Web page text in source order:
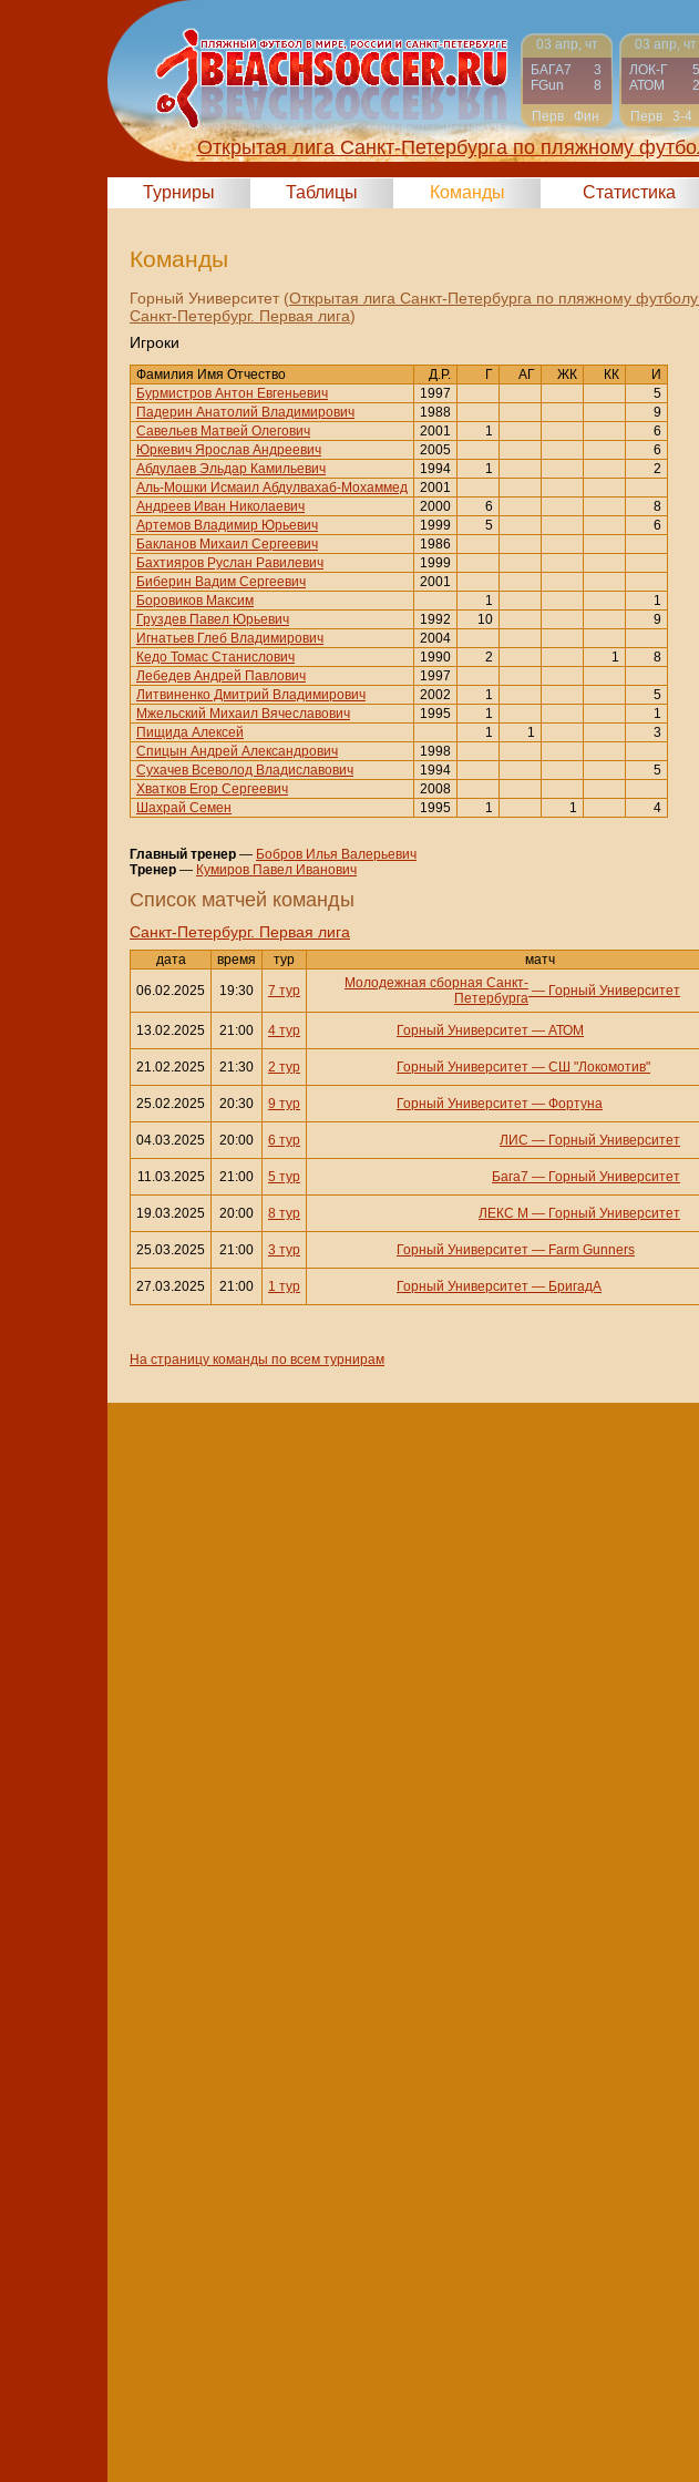
03 апр, чт
БАГА7
3
FGun
8
Перв
Фин
03 апр, чт
ЛОК-Г
5
АТОМ
2
Перв
3-4
Открытая лига Санкт-Петербурга по пляжному
Турниры Таблицы Команды Статистика
Команды
Горный Университет (Открытая лига Санкт-Петербурга по пляжному
Санкт-Петербург. Первая лига)
Игроки
Фамилия Имя Отчество Д.Р. Г АГ ЖК КК
И
Бурмистров Антон Евгеньевич
1997
5
Падерин Анатолий Владимирович
1988
9
Савельев Матвей Олегович
2001 1
6
Юркевич Ярослав Андреевич
2005
6
Абдулаев Эльдар Камильевич
1994 1
2
Аль-Мошки Исмаил Абдулвахаб-Мохаммед
2001
Андреев Иван Николаевич
2000 6
8
Артемов Владимир Юрьевич
1999 5
6
Бакланов Михаил Сергеевич
1986
Бахтияров Руслан Равилевич
1999
Биберин Вадим Сергеевич
2001
Боровиков Максим
1
1
Груздев Павел Юрьевич
1992 10
9
Игнатьев Глеб Владимирович
2004
Кедо Томас Станислович
1990 2 1
8
Лебедев Андрей Павлович
1997
Литвиненко Дмитрий Владимирович
2002 1
5
Мжельский Михаил Вячеславович
1995 1
1
Пищида Алексей
1 1
3
Спицын Андрей Александрович
1998
Сухачев Всеволод Владиславович
1994
5
Хватков Егор Сергеевич
2008
Шахрай Семен
1995 1 1 4
Главный тренер — Бобров Илья Валерьевич
Тренер — Кумиров Павел Иванович
Cписок матчей команды
Санкт-Петербург. Первая лига
дата время тур матч
06.02.2025
19:30 7 тур
Молодежная сборная Санкт-
Петербурга — Горный Университет
13.02.2025 21:00 4 тур Горный Университет — АТОМ
21.02.2025 21:30 2 тур Горный Университет — СШ "Локомотив"
25.02.2025 20:30 9 тур Горный Университет — Фортуна
04.03.2025 20:00 6 тур ЛИС — Горный Университет
11.03.2025 21:00 5 тур Бага7 — Горный Университет
19.03.2025 20:00 8 тур ЛЕКС М — Горный Университет
25.03.2025 21:00 3 тур Горный Университет — Farm Gunners
27.03.2025 21:00 1 тур Горный Университет — БригадА
На страницу команды по всем турнирам